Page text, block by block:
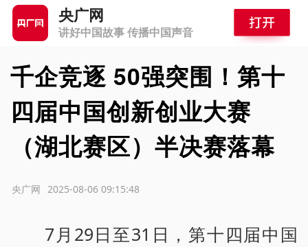
央广网
讲好中国故事 传播中国声音
千企竞逐 50强突围！第十
四届中国创新创业大赛
（湖北赛区）半决赛落幕
2025-08-06 09:15:48
央广网
7月29日至31日，第十四届中国